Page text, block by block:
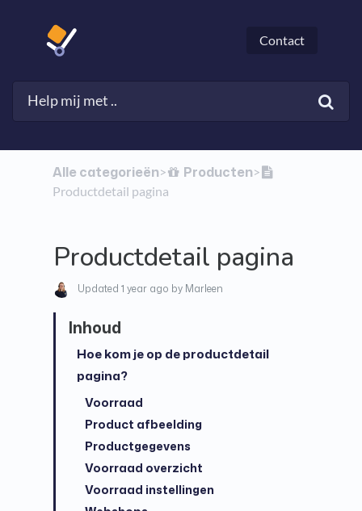
Contact
Alle categorieën​>​ ​Producten​>​
Productdetail pagina
Productdetail pagina
Updated 1 year ago by Marleen
Hoe kom je op de productdetail
pagina?
Voorraad
Product afbeelding
Productgegevens
Voorraad overzicht
Voorraad instellingen